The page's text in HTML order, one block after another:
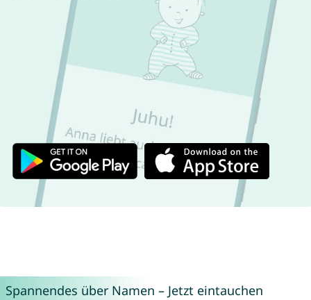
Spannendes über Namen – Jetzt eintauchen